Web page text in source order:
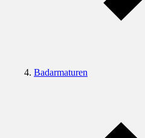
Badarmaturen